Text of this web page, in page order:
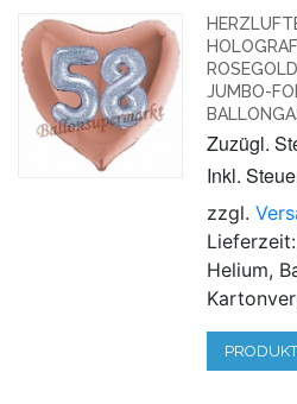
JUMBO-
Zuzügl.
Inkl.
zzgl.
Helium,